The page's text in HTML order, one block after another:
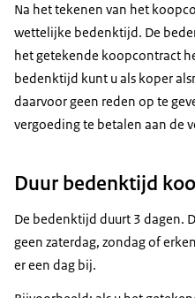
Na het tekenen van het
wettelijke bedenktijd. De
het getekende koopcontract
bedenktijd kunt u als koper
daarvoor geen reden op te
vergoeding te betalen aan de
Duur bedenktijd
De bedenktijd duurt 3 dagen.
geen zaterdag, zondag of
er een dag bij.